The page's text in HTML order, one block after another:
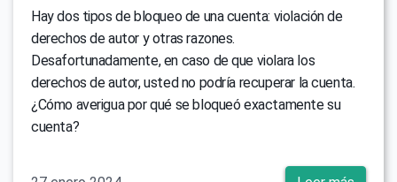
Hay dos tipos de bloqueo de una cuenta: violación de
derechos de autor y otras razones.
Desafortunadamente, en caso de que violara los
derechos de autor, usted no podría recuperar la cuenta.
¿Cómo averigua por qué se bloqueó exactamente su
cuenta?